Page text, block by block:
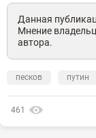
Данная
Мнение
автора.
песков путин
461